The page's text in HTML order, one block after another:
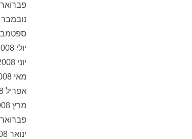
פברואר 2009
נובמבר 2008
ספטמבר
יולי 2008
יוני 2008
מאי 2008
אפריל 2008
מרץ 2008
פברואר 2008
ינואר 2008